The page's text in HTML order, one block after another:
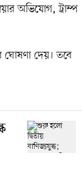
অভিযোগ, ট্রাম্প
ঘোষণা দেয়। তবে